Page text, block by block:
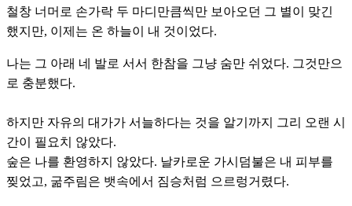
철창 너머로 손가락 두 마디만큼씩만 보아오던 그 별이 맞긴
했지만, 이제는 온 하늘이 내 것이었다.
나는 그 아래 네 발로 서서 한참을 그냥 숨만 쉬었다. 그것만으
로 충분했다.
하지만 자유의 대가가 서늘하다는 것을 알기까지 그리 오랜 시
간이 필요치 않았다.
숲은 나를 환영하지 않았다. 날카로운 가시덤불은 내 피부를
찢었고, 굶주림은 뱃속에서 짐승처럼 으르렁거렸다.